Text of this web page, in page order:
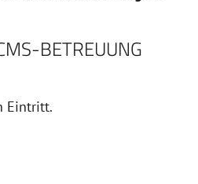
BETREUUNG
Eintritt.